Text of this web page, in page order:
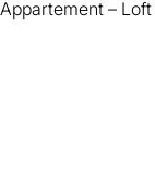
Appartement –